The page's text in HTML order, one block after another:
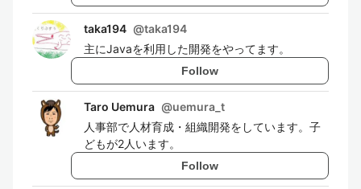
taka194 @taka194
主にJavaを利用した開発をやってます。
Follow
Taro Uemura @uemura_t
人事部で人材育成・組織開発をしています。子
どもが2人います。
Follow